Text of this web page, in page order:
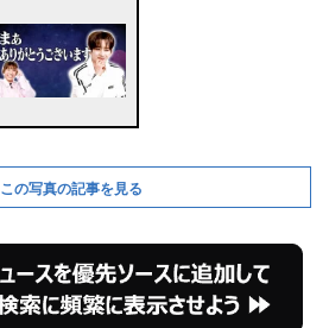
この写真の記事を見る